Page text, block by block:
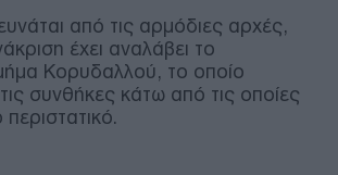
από τις αρμόδιες αρχές,
έχει αναλάβει το
Κορυδαλλού, το οποίο
συνθήκες κάτω από τις οποίες